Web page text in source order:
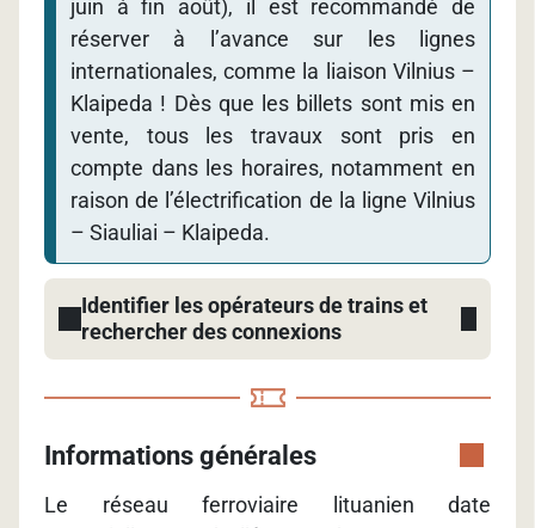
juin à fin août), il est recommandé de
réserver à l’avance sur les lignes
internationales, comme la liaison Vilnius –
Klaipeda ! Dès que les billets sont mis en
vente, tous les travaux sont pris en
compte dans les horaires, notamment en
raison de l’électrification de la ligne Vilnius
– Siauliai – Klaipeda.
Identifier les opérateurs de trains et
rechercher des connexions
Informations générales
Le réseau ferroviaire lituanien date